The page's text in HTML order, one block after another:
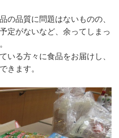
の品質に問題はないものの、
定がないなど、余ってしまっ
いる方々に食品をお届けし、
きます。